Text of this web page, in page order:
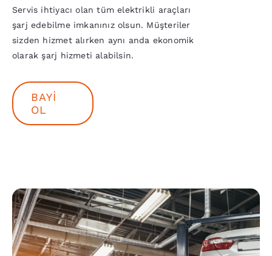
Fiyatlar
Haberler
Servis ihtiyacı olan tüm elektrikli araçları
şarj edebilme imkanınız olsun. Müşteriler
sizden hizmet alırken aynı anda ekonomik
olarak şarj hizmeti alabilsin.
BAYI
OL